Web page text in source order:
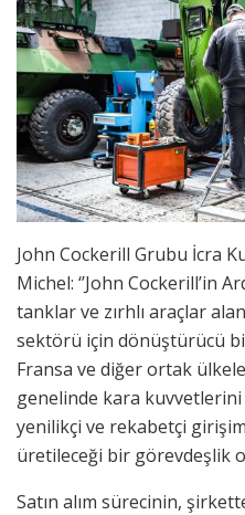
John Cockerill Grubu İcra
Michel: ‘’John Cockerill’in
tanklar ve zırhlı araçlar
sektörü için dönüştürücü
Fransa ve diğer ortak
genelinde kara
yenilikçi ve rekabetçi
üretileceği bir görevdeşlik
Satın alım sürecinin,